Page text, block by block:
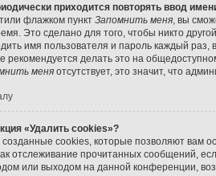
приходится повторять ввод
флажком пункт Запомнить меня, вы
Это сделано для того, чтобы никто
имя пользователя и пароль каждый
делать это на
меняотсутствует, это значит, что
«Удалить cookies»?
cookies, которые позволяют вам
отслеживание прочитанных сообщений,
или выходом на данной конференции,